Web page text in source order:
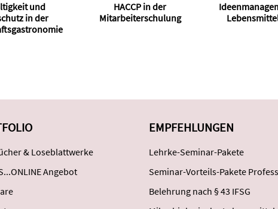
und
in der
HACCP in der
Mitarbeiterschulung
& Loseblattwerke
Angebot
EMPFEHLUNGEN
Lehrke-Seminar-Pakete
Seminar-Vorteils-Pakete
Belehrung nach § 43 IFSG